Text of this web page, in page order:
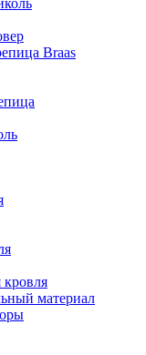
Braas
кровля
материал